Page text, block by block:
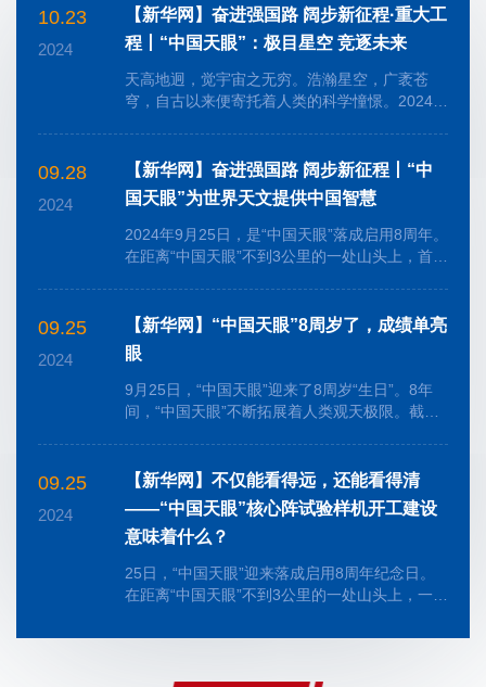
10.23
2024
【新华网】奋进强国路 阔步新征程·重大工
程丨“中国天眼”：极目星空 竞逐未来
天高地迥，觉宇宙之无穷。浩瀚星空，广袤苍
穹，自古以来便寄托着人类的科学憧憬。2024年
09.28
2024
【新华网】奋进强国路 阔步新征程丨“中
国天眼”为世界天文提供中国智慧
2024年9月25日，是“中国天眼”落成启用8周年。
在距离“中国天眼”不到3公里的一处山头上，首台
09.25
2024
【新华网】“中国天眼”8周岁了，成绩单亮
眼
9月25日，“中国天眼”迎来了8周岁“生日”。8年
间，“中国天眼”不断拓展着人类观天极限。截至
09.25
2024
【新华网】不仅能看得远，还能看得清
——“中国天眼”核心阵试验样机开工建设
意味着什么？
25日，“中国天眼”迎来落成启用8周年纪念日。
在距离“中国天眼”不到3公里的一处山头上，一台
行吊装。中国科学...